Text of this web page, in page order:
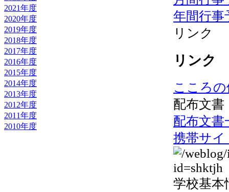
2021年度
2020年度
2019年度
2018年度
2017年度
2016年度
2015年度
2014年度
2013年度
2012年度
2011年度
2010年度
年間行事
リンク
リンク
こころ
配布文書
配布文書
携帯サイ
学校基本